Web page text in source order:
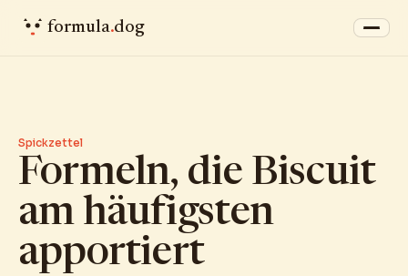
formula.dog
Spickzettel
Formeln, die Biscuit
am häufigsten
apportiert